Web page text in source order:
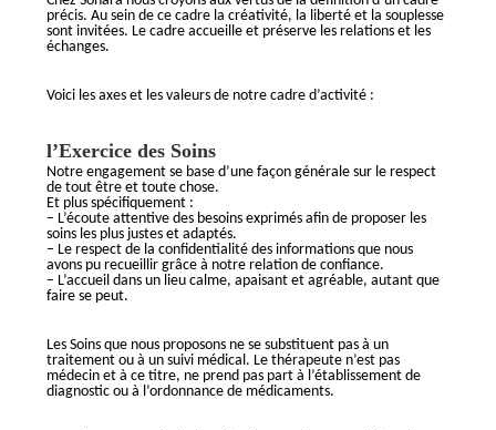
précis. Au sein de ce cadre la créativité, la liberté et la souplesse
sont invitées. Le cadre accueille et préserve les relations et les
échanges.
Voici les axes et les valeurs de notre cadre d’activité :
l’Exercice des Soins
Notre engagement se base d’une façon générale sur le respect
de tout être et toute chose.
Et plus spécifiquement :
– L’écoute attentive des besoins exprimés afin de proposer les
soins les plus justes et adaptés.
– Le respect de la confidentialité des informations que nous
avons pu recueillir grâce à notre relation de confiance.
– L’accueil dans un lieu calme, apaisant et agréable, autant que
faire se peut.
Les Soins que nous proposons ne se substituent pas à un
traitement ou à un suivi médical. Le thérapeute n’est pas
médecin et à ce titre, ne prend pas part à l’établissement de
diagnostic ou à l’ordonnance de médicaments.